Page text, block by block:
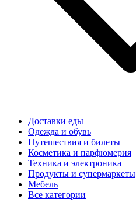
Доставки еды
Одежда и обувь
Путешествия и билеты
Косметика и парфюмерия
Техника и электроника
Продукты и супермаркеты
Мебель
Все категории